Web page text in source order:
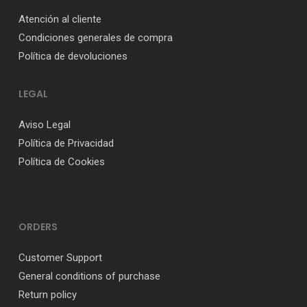
Atención al cliente
Condiciones generales de compra
Política de devoluciones
LEGAL
Aviso Legal
Política de Privacidad
Política de Cookies
ORDERS
Customer Support
General conditions of purchase
Return policy